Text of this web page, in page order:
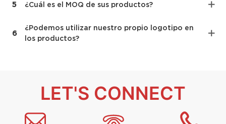
5 ¿Cuál es el MOQ de sus productos?
6
¿Podemos utilizar nuestro propio logotipo en
los productos?
LET'S CONNECT